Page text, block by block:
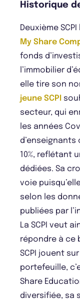
Historique
Deuxième
My Share
fonds
l’immobilier
elle tire son
jeune SCPI
secteur, qui
les années
10%, reflétant
dédiées. Sa
voie
selon les
publiées par
La SCPI veut
répondre à ce
SCPI jouent
portefeuille,
Share
diversifiée, sa